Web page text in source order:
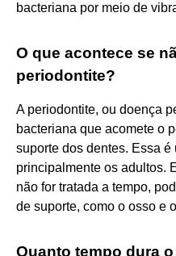
bacteriana por meio de
O que acontece se
periodontite?
A periodontite, ou doença
bacteriana que acomete o
suporte dos dentes. Essa
principalmente os adultos.
não for tratada a tempo,
de suporte, como o osso e
Quanto tempo dura